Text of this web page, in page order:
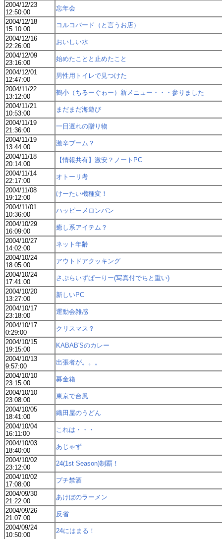
2004/12/23
12:50:00
忘年会
2004/12/18
15:10:00
コルコバード（と言うお店）
2004/12/16
22:26:00
おいしい水
2004/12/09
23:16:00
始めたことと止めたこと
2004/12/01
12:47:00
男性用トイレで見つけた
2004/11/22
13:12:00
鶴小（ちるーぐゎー）新メニュー・・・参りました
2004/11/21
10:53:00
まだまだ海遊び
2004/11/19
21:36:00
一日遅れの贈り物
2004/11/19
13:44:00
激辛ブーム？
2004/11/18
20:14:00
【情報共有】激安？ノートPC
2004/11/14
22:17:00
オトーリ考
2004/11/08
19:12:00
けーたい機種変！
2004/11/01
10:36:00
ハッピーメロンパン
2004/10/29
16:09:00
癒し系アイテム？
2004/10/27
14:02:00
ネット年齢
2004/10/24
18:05:00
アウトドアクッキング
2004/10/24
17:41:00
さぷらいずぱーりー(写真付でちと重い)
2004/10/20
13:27:00
新しいPC
2004/10/17
23:18:00
運動会雑感
2004/10/17
0:29:00
クリスマス？
2004/10/15
19:15:00
KABAB'Sのカレー
2004/10/13
9:57:00
出張者が。。。
2004/10/10
23:15:00
募金箱
2004/10/10
23:08:00
東京で台風
2004/10/05
18:41:00
織田屋のうどん
2004/10/04
16:11:00
これは・・・
2004/10/03
18:40:00
あじゃず
2004/10/02
23:12:00
24(1st Season)制覇！
2004/10/02
17:08:00
プチ禁酒
2004/09/30
21:22:00
あけぼのラーメン
2004/09/26
21:07:00
反省
2004/09/24
10:50:00
24にはまる！